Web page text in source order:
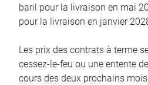
baril pour la livraison en mai
pour la livraison en janvier
Les prix des contrats à terme
cessez-le-feu ou une entente
cours des deux prochains